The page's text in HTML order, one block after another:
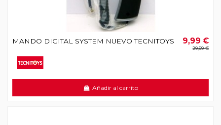
MANDO DIGITAL SYSTEM NUEVO TECNITOYS 9,99 €
29,99 €
Añadir al carrito